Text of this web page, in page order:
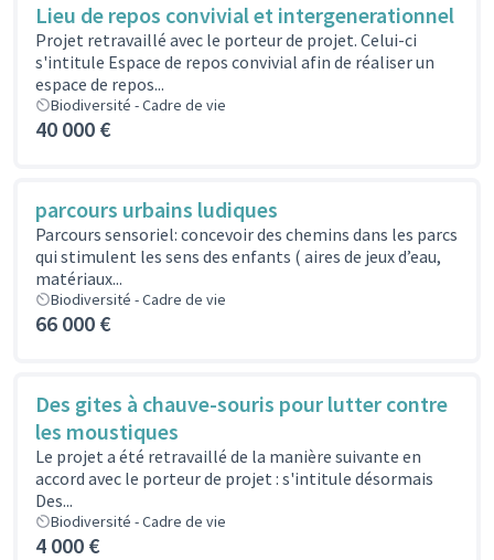
Lieu de repos convivial et intergenerationnel
Projet retravaillé avec le porteur de projet. Celui-ci
s'intitule Espace de repos convivial afin de réaliser un
espace de repos...
Biodiversité - Cadre de vie
40 000 €
parcours urbains ludiques
Parcours sensoriel: concevoir des chemins dans les parcs
qui stimulent les sens des enfants ( aires de jeux d’eau,
matériaux...
Biodiversité - Cadre de vie
66 000 €
Des gites à chauve-souris pour lutter contre
les moustiques
Le projet a été retravaillé de la manière suivante en
accord avec le porteur de projet : s'intitule désormais
Des...
Biodiversité - Cadre de vie
4 000 €